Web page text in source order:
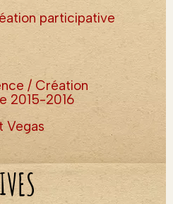
participative
/ Création
2015-2016
Vegas